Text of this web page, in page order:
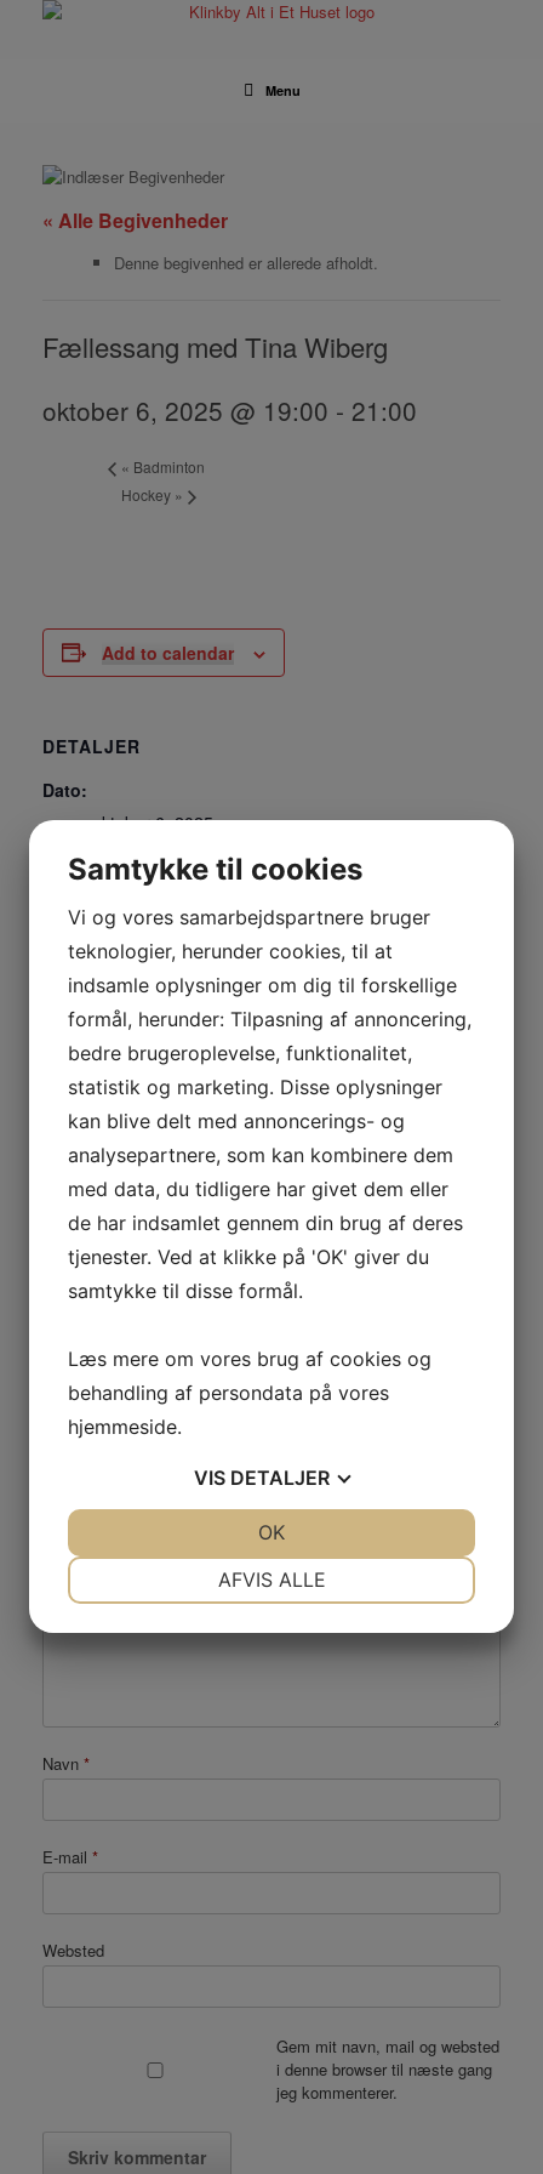
Menu
« Alle Begivenheder
Denne begivenhed er allerede afholdt.
Fællessang med Tina Wiberg
oktober 6, 2025 @ 19:00 - 21:00
« Badminton
Hockey »
Add to calendar
DETALJER
Dato:
oktober 6, 2025
Tidspunkt:
19:00 - 21:00
Alt i et Huset
Nejrupvej 2B
Lemvig, 7620 Denmark + Google Maps
ARRANGØRER
Alt i Et Event
Houe-hygum-Tørring menighedsråd
« Badminton
Hockey»
Skriv et svar
Navn *
E-mail *
Websted
Gem mit navn, mail og websted
i denne browser til næste gang
jeg kommenterer.
Samtykke til cookies
Vi og vores samarbejdspartnere bruger
teknologier, herunder cookies, til at
indsamle oplysninger om dig til forskellige
formål, herunder: Tilpasning af annoncering,
bedre brugeroplevelse, funktionalitet,
statistik og marketing. Disse oplysninger
kan blive delt med annoncerings- og
analysepartnere, som kan kombinere dem
med data, du tidligere har givet dem eller
de har indsamlet gennem din brug af deres
tjenester. Ved at klikke på 'OK' giver du
samtykke til disse formål.
Læs mere om vores brug af cookies og
behandling af persondata på vores
hjemmeside.
VIS DETALJER
AFVIS ALLE
OK